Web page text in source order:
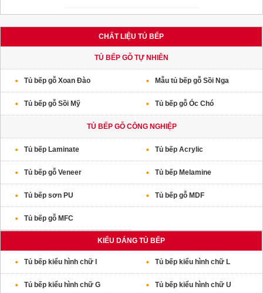
nhu cầu của người dùng.
CHẤT LIỆU TỦ BẾP
TỦ BẾP GỖ TỰ NHIÊN
Tủ bếp gỗ Xoan Đào Mẫu tủ bếp gỗ Sồi Nga
Tủ bếp gỗ Sồi Mỹ Tủ bếp gỗ Óc Chó
TỦ BẾP GỖ CÔNG NGHIỆP
Tủ bếp Laminate Tủ bếp Acrylic
Tủ bếp gỗ Veneer Tủ bếp Melamine
Tủ bếp sơn PU Tủ bếp gỗ MDF
Tủ bếp gỗ MFC
KIỂU DÁNG TỦ BẾP
Tủ bếp kiểu hình chữ I Tủ bếp kiểu hình chữ L
Tủ bếp kiểu hình chữ G Tủ bếp kiểu hình chữ U